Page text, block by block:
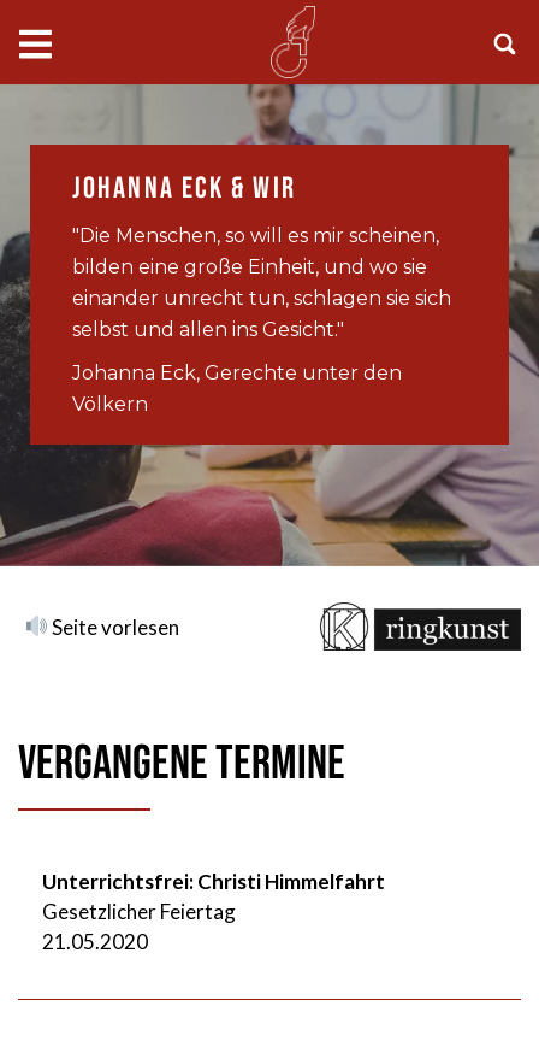
Johanna Eck & Wir
"Die Menschen, so will es mir scheinen,
bilden eine große Einheit, und wo sie
einander unrecht tun, schlagen sie sich
selbst und allen ins Gesicht."
Johanna Eck, Gerechte unter den
Völkern
Seite vorlesen
Vergangene Termine
Unterrichtsfrei: Christi Himmelfahrt
Gesetzlicher Feiertag
21.05.2020